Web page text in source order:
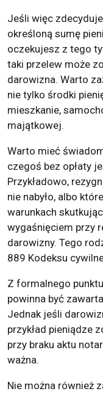
Jeśli więc
określoną sumę
oczekujesz z tego
taki przelew może
darowizna. Warto
nie tylko środki
mieszkanie,
majątkowej.
Warto mieć
czegoś bez opłaty
Przykładowo,
nie nabyło, albo
warunkach
wygaśnięciem przy
darowizny. Tego
889 Kodeksu
Z formalnego
powinna być
Jednak jeśli
przykład pieniądze
przy braku aktu
ważna.
Nie można również